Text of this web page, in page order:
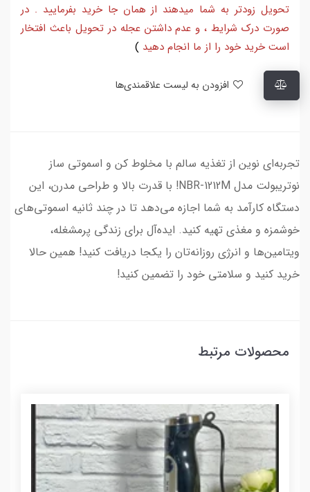
تحویل زودتر به شما میدهند از همان جا خرید بفرمایید . در
صورت درک شرایط ، و عدم داشتن عجله در تحویل باعث افتخار
است خرید خود را از ما انجام دهید )
تجربه‌ای نوین از تغذیه سالم با مخلوط کن و اسموتی ساز
نوتریبولت مدل NBR-1212M! با قدرت بالا و طراحی مدرن، این
دستگاه کارآمد به شما اجازه می‌دهد تا در چند ثانیه اسموتی‌های
خوشمزه و مغذی تهیه کنید. ایده‌آل برای زندگی پرمشغله،
ویتامین‌ها و انرژی روزانه‌تان را یکجا دریافت کنید! همین حالا
خرید کنید و سلامتی خود را تضمین کنید!
محصولات مرتبط